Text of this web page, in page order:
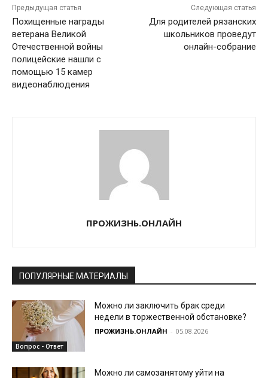
Предыдущая статья
Похищенные награды
ветерана Великой
Отечественной войны
полицейские нашли с
помощью 15 камер
видеонаблюдения
Следующая статья
Для родителей рязанских
школьников проведут
онлайн-собрание
ПРОЖИЗНЬ.ОНЛАЙН
ПОПУЛЯРНЫЕ МАТЕРИАЛЫ
Вопрос - Ответ
Можно ли заключить брак среди
недели в торжественной обстановке?
ПРОЖИЗНЬ.ОНЛАЙН - 05.08.2026
Можно ли самозанятому уйти на